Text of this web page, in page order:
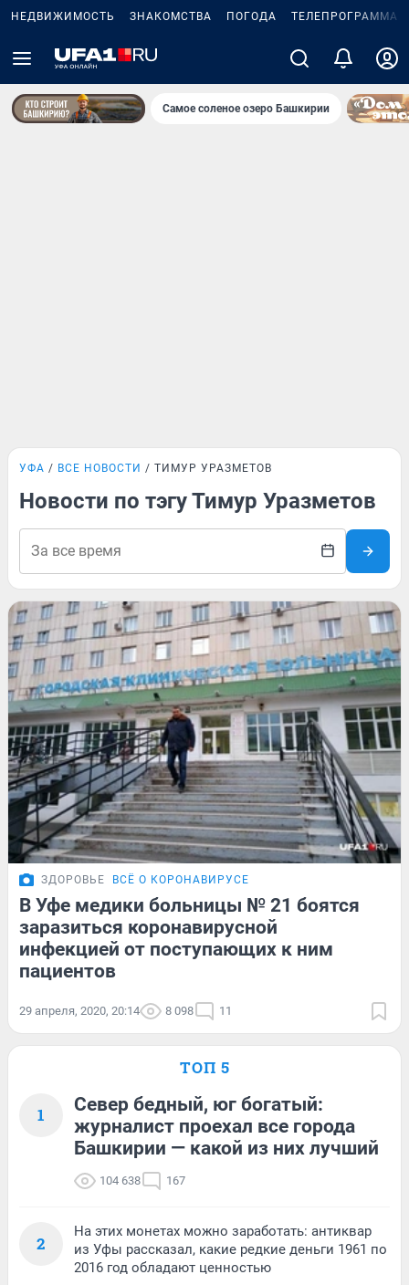
НЕДВИЖИМОСТЬ ЗНАКОМСТВА ПОГОДА ТЕЛЕПРОГРАММА
Самое соленое озеро Башкирии
УФА ВСЕ НОВОСТИ ТИМУР УРАЗМЕТОВ
Новости по тэгу Тимур Уразметов
ЗДОРОВЬЕ ВСЁ О КОРОНАВИРУСЕ
В Уфе медики больницы № 21 боятся
заразиться коронавирусной
инфекцией от поступающих к ним
пациентов
29 апреля, 2020, 20:14 8 098 11
ТОП 5
1
Север бедный, юг богатый:
журналист проехал все города
Башкирии — какой из них лучший
104 638 167
2
На этих монетах можно заработать: антиквар
из Уфы рассказал, какие редкие деньги 1961 по
2016 год обладают ценностью